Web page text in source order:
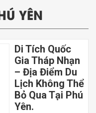
YÊN
Di Tích Quốc
Gia Tháp Nhạn
– Địa Điểm Du
Lịch Không Thể
Bỏ Qua Tại Phú
Yên.